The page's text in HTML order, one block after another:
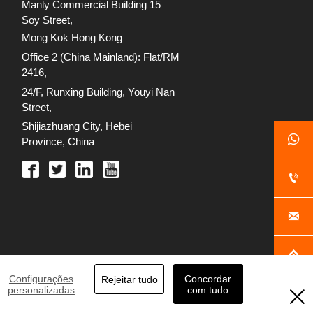
Manly Commercial Building 15
Soy Street,
Mong Kok Hong Kong
Office 2 (China Mainland): Flat/RM
2416,
24/F, Runxing Building, Youyi Nan
Street,
Shijiazhuang City, Hebei
Province, China 




Configurações
personalizadas
Rejeitar tudo
Concordar
com tudo